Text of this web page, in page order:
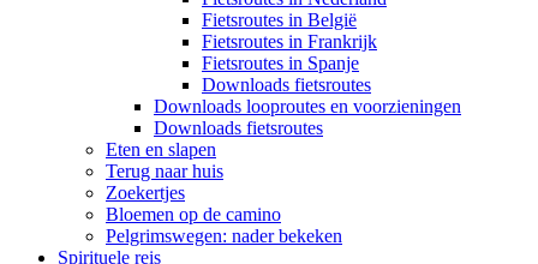
Fietsroutes in België
Fietsroutes in Frankrijk
Fietsroutes in Spanje
Downloads fietsroutes
Downloads looproutes en voorzieningen
Downloads fietsroutes
Eten en slapen
Terug naar huis
Zoekertjes
Bloemen op de camino
Pelgrimswegen: nader bekeken
Spirituele reis